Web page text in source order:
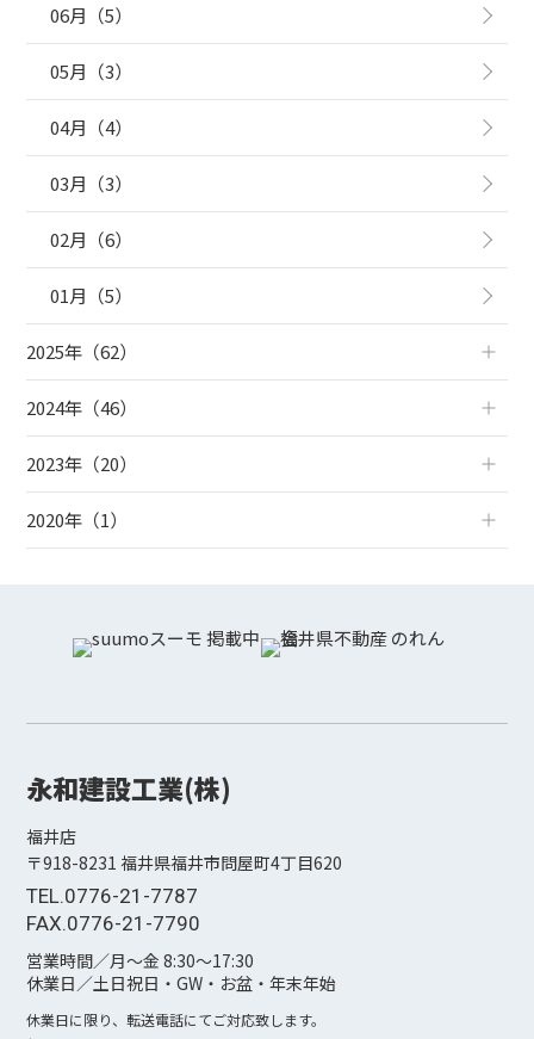
06月（5）
05月（3）
04月（4）
03月（3）
02月（6）
01月（5）
2025年（62）
2024年（46）
2023年（20）
2020年（1）
永和建設工業(株)
福井店
〒918-8231 福井県福井市問屋町4丁⽬620
TEL.0776-21-7787
FAX.0776-21-7790
営業時間／月〜金 8:30〜17:30
休業日／土日祝日・GW・お盆・年末年始
休業日に限り、転送電話にてご対応致します。